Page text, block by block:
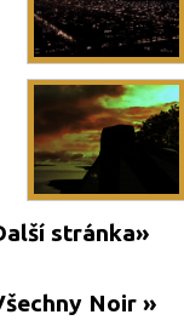
stránka»
Noir »